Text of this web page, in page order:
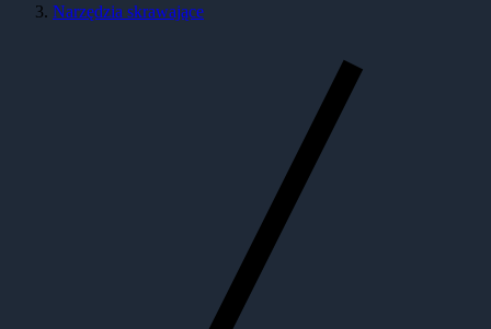
Narzędzia skrawające